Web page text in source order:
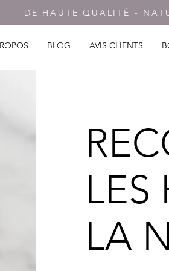
DE HAUTE QUALITÉ -
BLOG AVIS CLIENTS
LA